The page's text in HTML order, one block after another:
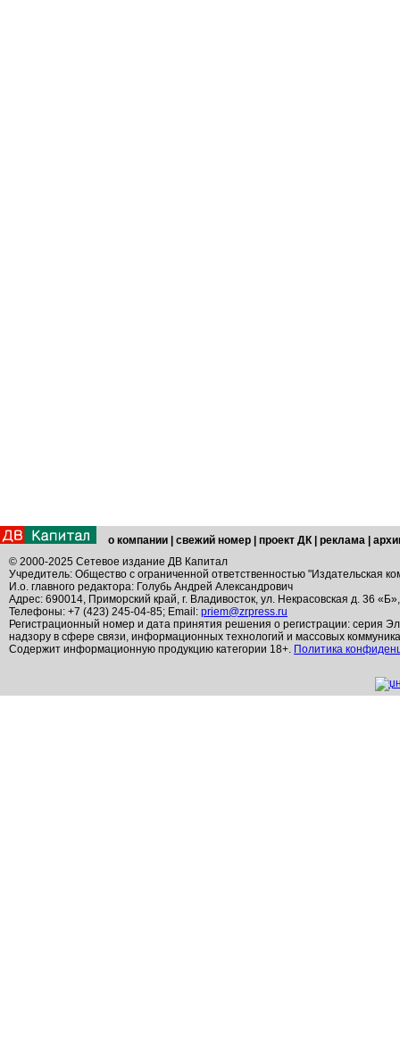
о компании свежий номер проект ДК реклама
© 2000-2025 Сетевое издание ДВ Капитал
Учредитель: Общество с ограниченной ответственностью "Издательская
И.о. главного редактора: Голубь Андрей Александрович
Адрес: 690014, Приморский край, г. Владивосток, ул. Некрасовская д. 36
Телефоны: +7 (423) 245-04-85; Email: priem@zrpress.ru
Регистрационный номер и дата принятия решения о регистрации: серия
надзору в сфере связи, информационных технологий и массовых
Содержит информационную продукцию категории 18+. Политика